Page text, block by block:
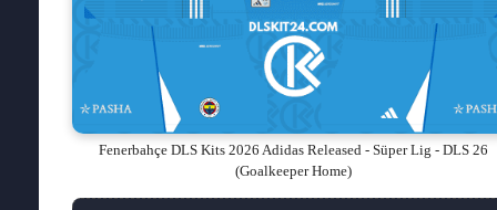
Fenerbahçe DLS Kits 2026 Adidas Released - Süper Lig - DLS 26
(Goalkeeper Home)